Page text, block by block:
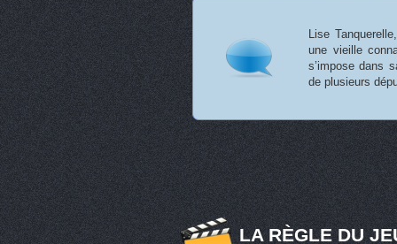
Lise
une vieille
s’impose dans
de plusieurs
LA RÈGLE DU